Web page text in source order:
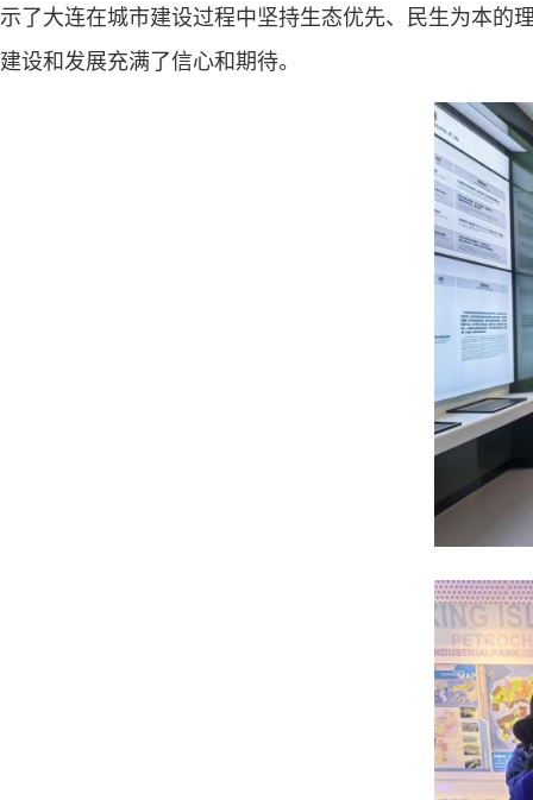
示了大连在城市建设过程中坚持生态优先、民生为本的
建设和发展充满了信心和期待。